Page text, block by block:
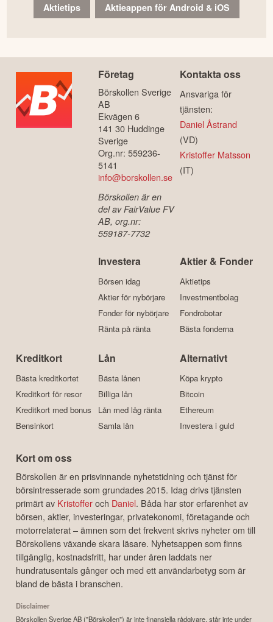
Aktietips Aktieappen för Android & iOS
Företag
Börskollen Sverige
AB
Ekvägen 6
141 30 Huddinge
Sverige
Org.nr: 559236-
5141
info@borskollen.se
Börskollen är en
del av FairValue FV
AB, org.nr:
559187-7732
Kontakta oss
Ansvariga för
tjänsten:
Daniel Åstrand
(VD)
Kristoffer Matsson
(IT)
Investera
Börsen idag
Aktier för nybörjare
Fonder för nybörjare
Ränta på ränta
Aktier & Fonder
Aktietips
Investmentbolag
Fondrobotar
Bästa fonderna
Kreditkort
Bästa kreditkortet
Kreditkort för resor
Kreditkort med bonus
Bensinkort
Lån
Bästa lånen
Billiga lån
Lån med låg ränta
Samla lån
Alternativt
Köpa krypto
Bitcoin
Ethereum
Investera i guld
Kort om oss
Börskollen är en prisvinnande nyhetstidning och tjänst för
börsintresserade som grundades 2015. Idag drivs tjänsten
primärt av Kristofferoch Daniel. Båda har stor erfarenhet av
börsen, aktier, investeringar, privatekonomi, företagande och
motorrelaterat – ämnen som det frekvent skrivs nyheter om till
Börskollens växande skara läsare. Nyhetsappen som finns
tillgänglig, kostnadsfritt, har under åren laddats ner
hundratusentals gånger och med ett användarbetyg som är
bland de bästa i branschen.
Disclaimer
Börskollen Sverige AB ("Börskollen") är inte finansiella rådgivare, står inte under